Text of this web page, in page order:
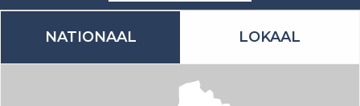
NATIONAAL LOKAAL